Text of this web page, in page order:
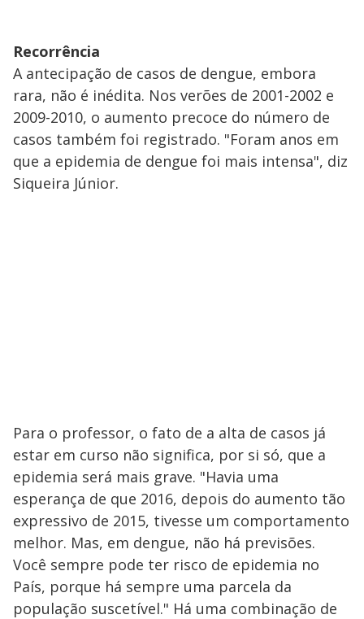
Recorrência
A antecipação de casos de dengue, embora
rara, não é inédita. Nos verões de 2001-2002 e
2009-2010, o aumento precoce do número de
casos também foi registrado. "Foram anos em
que a epidemia de dengue foi mais intensa", diz
Siqueira Júnior.
Para o professor, o fato de a alta de casos já
estar em curso não significa, por si só, que a
epidemia será mais grave. "Havia uma
esperança de que 2016, depois do aumento tão
expressivo de 2015, tivesse um comportamento
melhor. Mas, em dengue, não há previsões.
Você sempre pode ter risco de epidemia no
País, porque há sempre uma parcela da
população suscetível." Há uma combinação de